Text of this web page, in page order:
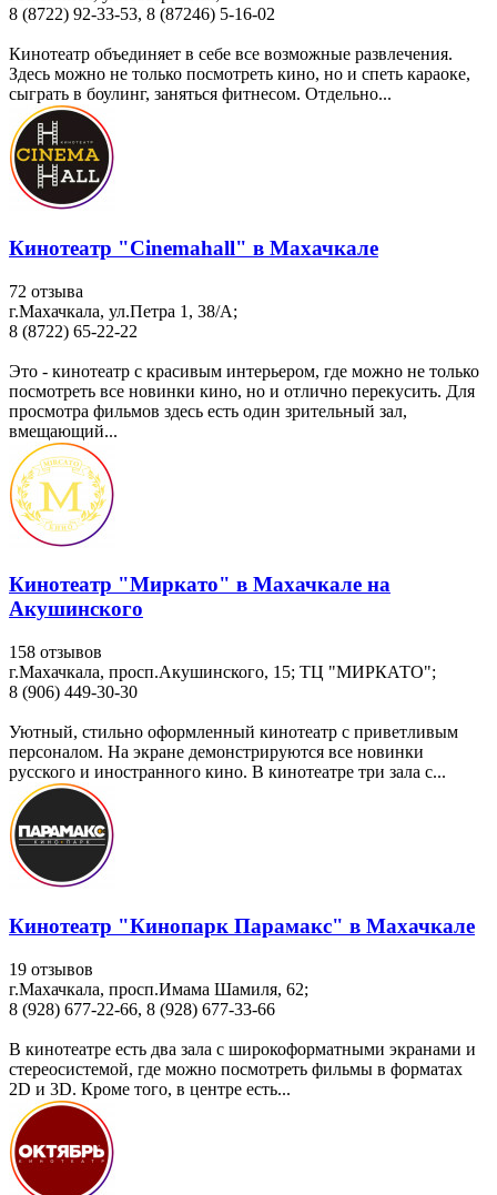
8 (8722) 92-33-53, 8 (87246) 5-16-02
Кинотеатр объединяет в себе все возможные развлечения.
Здесь можно не только посмотреть кино, но и спеть караоке,
сыграть в боулинг, заняться фитнесом. Отдельно...
Кинотеатр "Cinemahall" в Махачкале
72 отзыва
г.Махачкала, ул.Петра 1, 38/A;
8 (8722) 65-22-22
Это - кинотеатр с красивым интерьером, где можно не только
посмотреть все новинки кино, но и отлично перекусить. Для
просмотра фильмов здесь есть один зрительный зал,
вмещающий...
Кинотеатр "Миркато" в Махачкале на
Акушинского
158 отзывов
г.Махачкала, просп.Акушинского, 15; ТЦ "МИРКАТО";
8 (906) 449-30-30
Уютный, стильно оформленный кинотеатр с приветливым
персоналом. На экране демонстрируются все новинки
русского и иностранного кино. В кинотеатре три зала с...
Кинотеатр "Кинопарк Парамакс" в Махачкале
19 отзывов
г.Махачкала, просп.Имама Шамиля, 62;
8 (928) 677-22-66, 8 (928) 677-33-66
В кинотеатре есть два зала с широкоформатными экранами и
стереосистемой, где можно посмотреть фильмы в форматах
2D и 3D. Кроме того, в центре есть...